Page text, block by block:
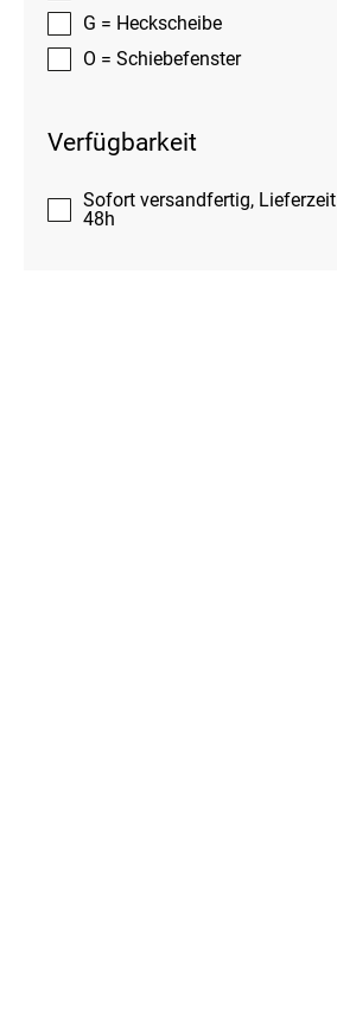
G = Heckscheibe
O = Schiebefenster
Verfügbarkeit
Sofort versandfertig, Lieferzeit
48h